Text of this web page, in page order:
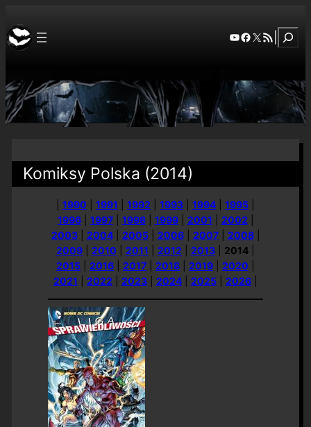
YouTube
Facebook
X RSS Feed
Komiksy Polska (2014)
1990 1991 1992 1993 1994 1995
1996| 1997| 1998| 1999| 2001 2002
2003| 2004| 2005| 2006| 2007| 2008|
2009
2010 2011 2012 2013 2014
2015
2016 2017 2018 2019 2020
2021
2022 2023 2024 2025 2026